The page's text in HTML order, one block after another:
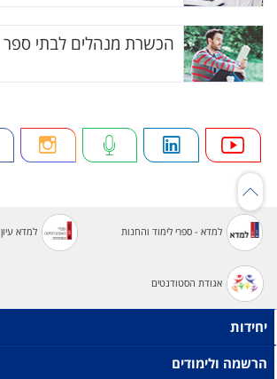
הכשרת מנהלים לבתי ספר
למדא - ספרי לימוד והחנות למדא עיון
אגודת הסטודנטים
יחידות
הרשמה ולימודים